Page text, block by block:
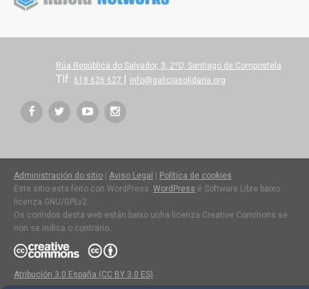
Rúa República do Salvador, 3, 2ºD, Santiago de Compostela
Tlf: 618 626 627 | info@galiciasolidaria.org
Administración do sitio | Aviso Legal | Política de cookies
Este sitio esta feito con WordPress. WordPress é Software Libre baixo
licenza GNU/GPLv2.
Os contidos desta web están baixo unha licenza Creative Commons se
non se indica o contrario.
Atribución 3.0 España (CC BY 3.0 ES)